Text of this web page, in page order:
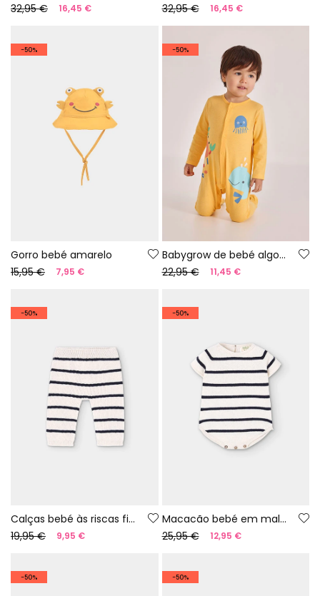
32,95 €
16,45 €
32,95 €
16,45 €
-50%
Gorro bebé amarelo
15,95 €
7,95 €
-50%
Babygrow de bebé algodão amarelo
22,95 €
11,45 €
-50%
Calças bebé às riscas fio 100% reciclado | Limited Edition
19,95 €
9,95 €
-50%
Macacão bebé em malha às riscas fio 100% reciclado | Limited Edition
25,95 €
12,95 €
-50% -50%